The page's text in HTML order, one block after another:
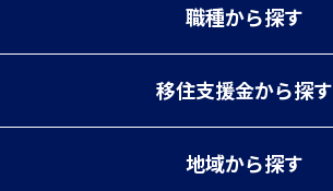
職種から探す
移住支援金から探す
地域から探す